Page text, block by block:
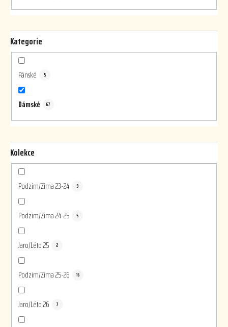
Kategorie
Pánské 5
Dámské 67
Kolekce
Podzim/Zima 23-24 9
Podzim/Zima 24-25 5
Jaro/Léto 25 2
Podzim/Zima 25-26 16
Jaro/Léto 26 7